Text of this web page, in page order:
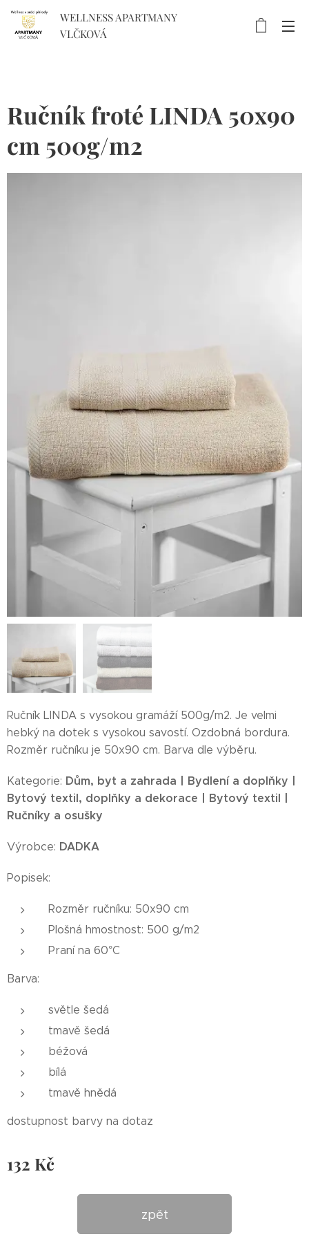
WELLNESS APARTMANY
VLČKOVÁ
Ručník froté LINDA 50x90
cm 500g/m2
Ručník LINDA s vysokou gramáží 500g/m2. Je velmi
hebký na dotek s vysokou savostí. Ozdobná bordura.
Rozměr ručníku je 50x90 cm. Barva dle výběru.
Kategorie: Dům, byt a zahrada | Bydlení a doplňky |
Bytový textil, doplňky a dekorace | Bytový textil |
Ručníky a osušky
Výrobce: DADKA
Popisek:
Rozměr ručníku: 50x90 cm
Plošná hmostnost: 500 g/m2
Praní na 60°C
Barva:
světle šedá
tmavě šedá
béžová
bílá
tmavě hnědá
dostupnost barvy na dotaz
132 Kč
zpět